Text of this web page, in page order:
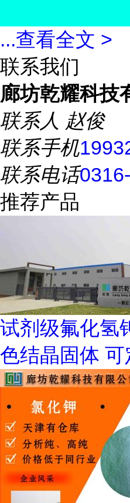
...查看全文 >
联系我们
廊坊乾耀科技
联系人 赵俊
联系手机
联系电话
推荐产品
试剂级氟化氢
色结晶固体